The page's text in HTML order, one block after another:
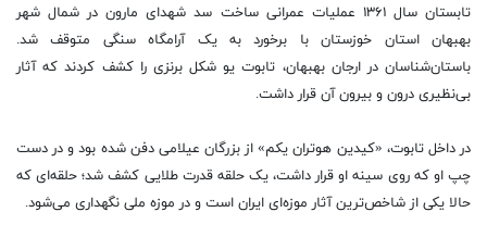
تابستان سال ۱۳۶۱ عملیات عمرانی ساخت سد شهدای مارون در شمال شهر
بهبهان استان خوزستان با برخورد به یک آرامگاه سنگی متوقف شد.
باستان‌شناسان در ارجان بهبهان، تابوت یو شکل برنزی را کشف کردند که آثار
بی‌نظیری درون و بیرون آن قرار داشت.
در داخل تابوت، «کیدین هوتران یکم» از بزرگان عیلامی دفن شده بود و در دست
چپ او که روی سینه‌ او قرار داشت، یک حلقه قدرت طلایی کشف شد؛ حلقه‌ای که
حالا یکی از شاخص‌ترین آثار موزه‌ای ایران است و در موزه ملی نگهداری می‌شود.